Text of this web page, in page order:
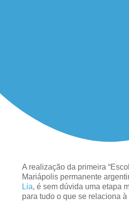
A realização da primeira
Mariápolis permanente
Lia, é sem dúvida uma etapa
para tudo o que se relaciona à